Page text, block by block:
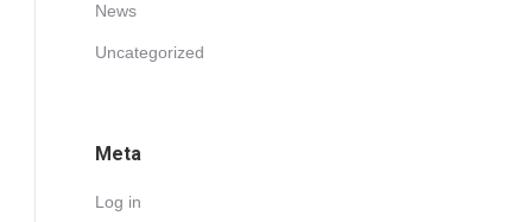
News
Uncategorized
Meta
Log in